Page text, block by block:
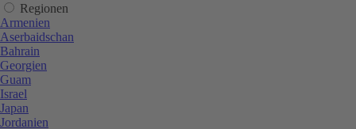
Regionen
Armenien
Aserbaidschan
Bahrain
Georgien
Guam
Israel
Japan
Jordanien